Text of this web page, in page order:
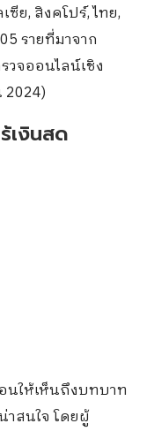
ย, สิงคโปร์, ไทย,
รายที่มาจาก
วจออนไลน์เชิง
เงินสด
นให้เห็นถึงบทบาท
สนใจ โดยผู้